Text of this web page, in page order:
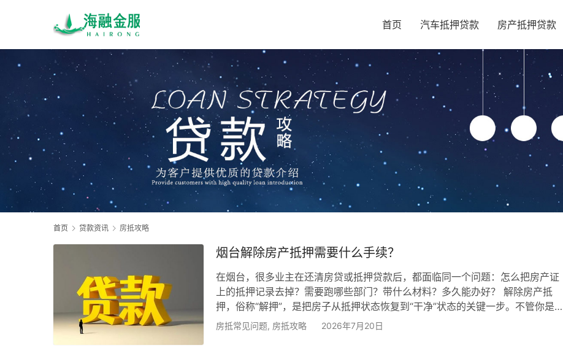
首页 汽车抵押贷款 房产抵押贷款
首页 贷款资讯 房抵攻略
烟台解除房产抵押需要什么手续？
在烟台，很多业主在还清房贷或抵押贷款后，都面临同一个问题：怎么把房产证
上的抵押记录去掉？需要跑哪些部门？带什么材料？多久能办好？ 解除房产抵
押，俗称“解押”，是把房子从抵押状态恢复到“干净”状态的关键一步。不管你是
想卖房、过户、还是再次抵押，都需要先完成这一步。作为烟台本地助贷机构，
房抵常见问题, 房抵攻略 2026年7月20日